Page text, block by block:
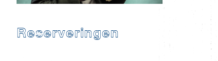
Reserveringen